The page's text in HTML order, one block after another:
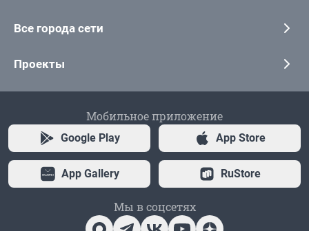
Все города сети
Проекты
Мобильное приложение
Google Play App Store
App Gallery RuStore
Мы в соцсетях